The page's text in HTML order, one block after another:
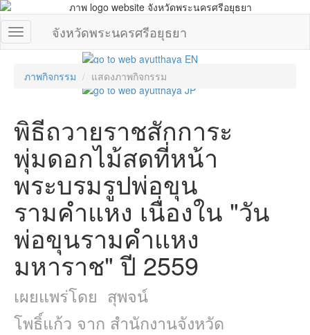
จังหวัดพระนครศรีอยุธยา
ภาพกิจกรรม แสดงภาพกิจกรรม
พิธีถวายราชสักการะ
พุ่มดอกไม้สดที่หน้า
พระบรมรูปพ่อขุน
รามคำแหง เนื่องใน "วัน
พ่อขุนรามคำแหง
มหาราช" ปี 2559
เผยแพร่โดย สุพจน์
โพธิ์แก้ว จาก สำนักงานจังหวัด